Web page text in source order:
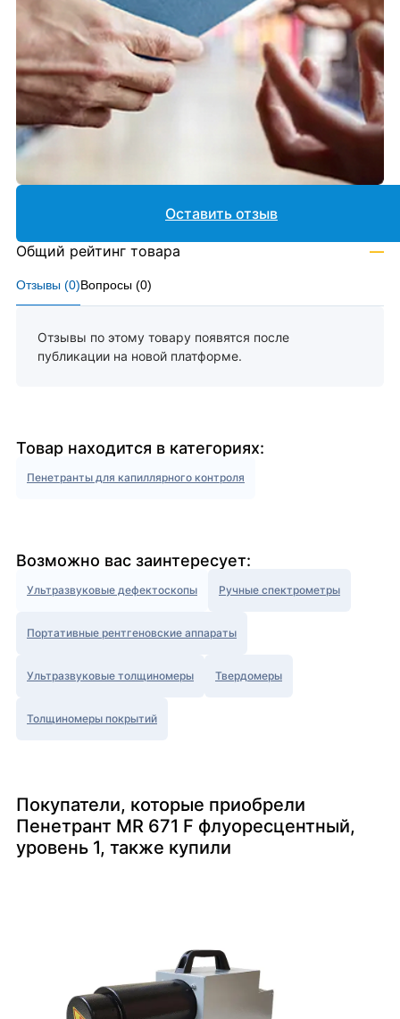
Отзывы (0)Вопросы (0)
Отзывы по этому товару появятся после
публикации на новой платформе.
Оставить отзыв
Общий рейтинг товара —
Товар находится в категориях:
Пенетранты для капиллярного контроля
Возможно вас заинтересует:
Ультразвуковые дефектоскопы Ручные спектрометры
Портативные рентгеновские аппараты
Ультразвуковые толщиномеры Твердомеры
Толщиномеры покрытий
Покупатели, которые приобрели
Пенетрант MR 671 F флуоресцентный,
уровень 1, также купили